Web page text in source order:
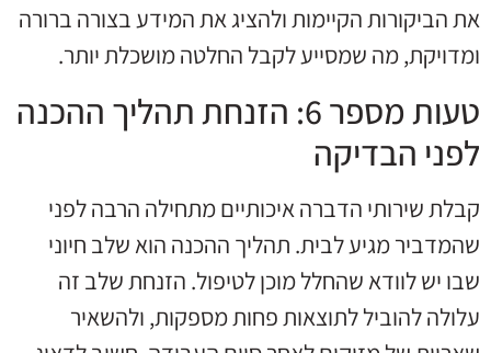
את הביקורות הקיימות ולהציג את המידע בצורה ברורה
ומדויקת, מה שמסייע לקבל החלטה מושכלת יותר.
טעות מספר 6: הזנחת תהליך ההכנה
לפני הבדיקה
קבלת שירותי הדברה איכותיים מתחילה הרבה לפני
שהמדביר מגיע לבית. תהליך ההכנה הוא שלב חיוני
שבו יש לוודא שהחלל מוכן לטיפול. הזנחת שלב זה
עלולה להוביל לתוצאות פחות מספקות, ולהשאיר